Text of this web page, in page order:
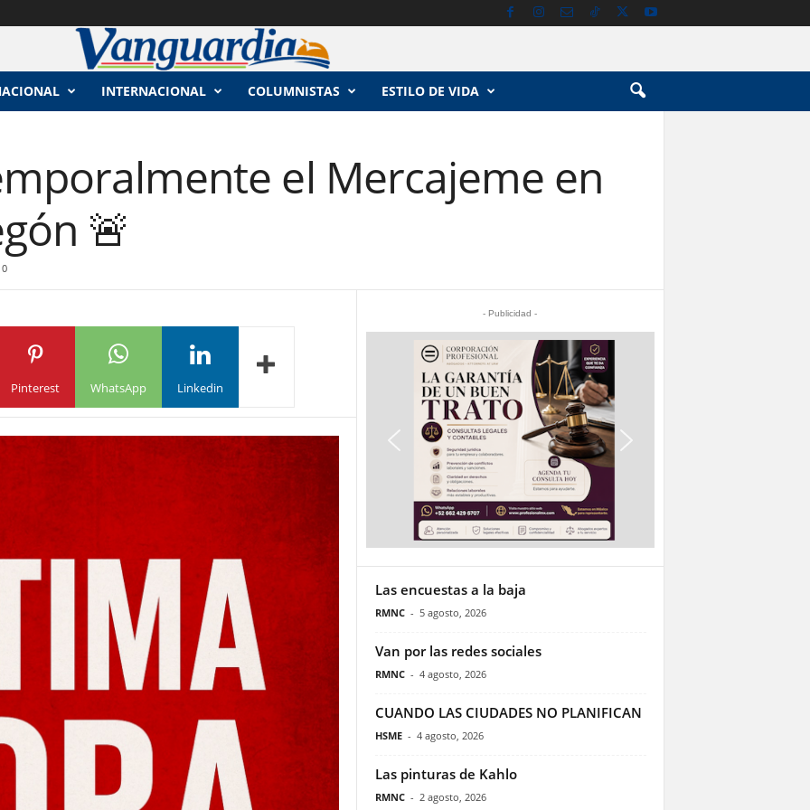
INTERNACIONAL COLUMNISTAS ESTILO DE VIDA
el Mercajeme en
🚨
0
Pinterest WhatsApp Linkedin
- Publicidad -
Las encuestas a la baja
RMNC - 5 agosto, 2026
Van por las redes sociales
RMNC - 4 agosto, 2026
CUANDO LAS CIUDADES NO PLANIFICAN
HSME - 4 agosto, 2026
Las pinturas de Kahlo
RMNC - 2 agosto, 2026